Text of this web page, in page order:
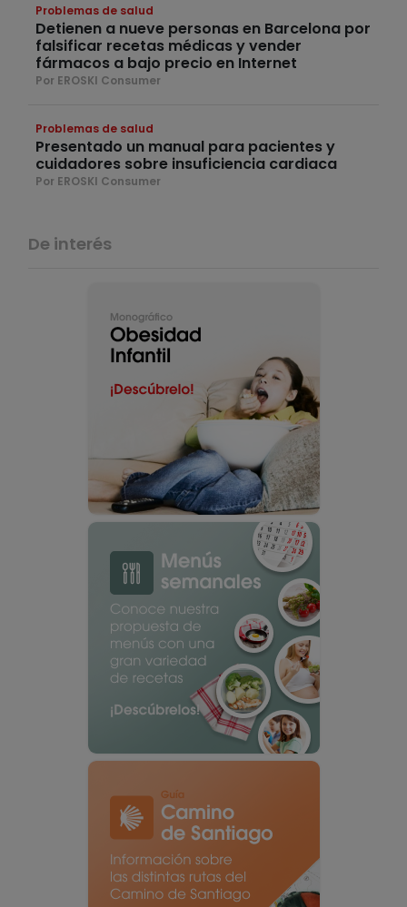
Problemas de salud
Detienen a nueve personas en Barcelona por
falsificar recetas médicas y vender
fármacos a bajo precio en Internet
Por EROSKI Consumer
Problemas de salud
Presentado un manual para pacientes y
cuidadores sobre insuficiencia cardiaca
Por EROSKI Consumer
De interés